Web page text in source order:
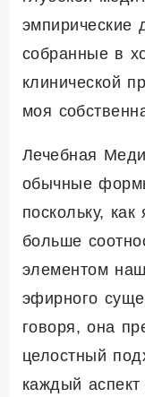
эмпирические
собранные в
клинической
моя
Лечебная
обычные
поскольку,
больше
элементом
эфирного
говоря, она
целостный
каждый